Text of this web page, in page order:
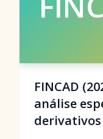
FINCAD
análise
derivativos